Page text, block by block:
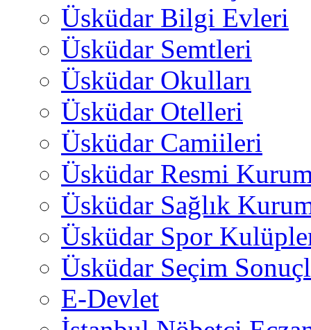
Üsküdar Bilgi Evleri
Üsküdar Semtleri
Üsküdar Okulları
Üsküdar Otelleri
Üsküdar Camiileri
Üsküdar Resmi
Üsküdar Sağlık
Üsküdar Spor
Üsküdar Seçim
E-Devlet